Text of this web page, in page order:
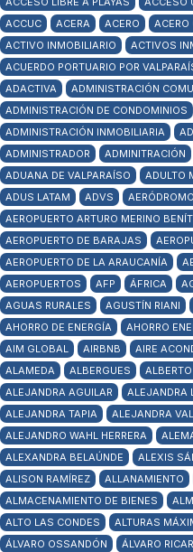
ACCUC
ACERA ACERO ACERO
ACTIVO INMOBILIARIO
ACTIVOS
ACUERDO PORTUARIO POR
ADACTIVA
ADMINISTRACIÓN
ADMINISTRACIÓN DE CONDOMINIOS
ADMINISTRACIÓN INMOBILIARIA
ADMINISTRADOR
ADMINITRACIÓN
ADUANA DE VALPARAÍSO
ADULTO
ADUS LATAM
ADVS AERÓDROMO
AEROPUERTO ARTURO MERINO
AEROPUERTO DE BARAJAS
AEROPUERTO DE LA ARAUCANÍA
AEROPUERTOS
AFP ÁFRICA
AGUAS RURALES
AGUSTÍN RIANI
AHORRO DE ENERGÍA
AHORRO
AIM GLOBAL
AIRBNB AIRE
ALAMEDA
ALBERGUES
ALEJANDRA AGUILAR
ALEJANDRA
ALEJANDRA TAPIA
ALEJANDRA
ALEJANDRO WAHL HERRERA
ALEXANDRA BELAÚNDE
ALEXIS
ALISON RAMÍREZ
ALLANAMIENTO
ALMACENAMIENTO DE BIENES
ALTO LAS CONDES
ALTURAS
ÁLVARO OSSANDÓN
ÁLVARO